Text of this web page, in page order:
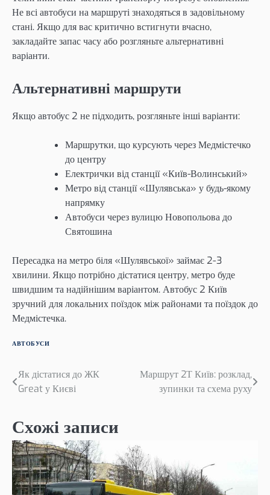
Не всі автобуси на маршруті знаходяться в задовільному
стані. Якщо для вас критично встигнути вчасно,
закладайте запас часу або розгляньте альтернативні
варіанти.
Альтернативні маршрути
Якщо автобус 2 не підходить, розгляньте інші варіанти:
Маршрутки, що курсують через Медмістечко
до центру
Електрички від станції «Київ-Волинський»
Метро від станції «Шулявська» у будь-якому
напрямку
Автобуси через вулицю Новопольова до
Святошина
Пересадка на метро біля «Шулявської» займає 2-3
хвилини. Якщо потрібно дістатися центру, метро буде
швидшим та надійнішим варіантом. Автобус 2 Київ
зручний для локальних поїздок між районами та поїздок до
Медмістечка.
АВТОБУСИ
Навігація
записів
Як дістатися до ЖК
Great у Києві
Маршрут 2Т Київ: розклад,
зупинки та схема руху
Схожі записи